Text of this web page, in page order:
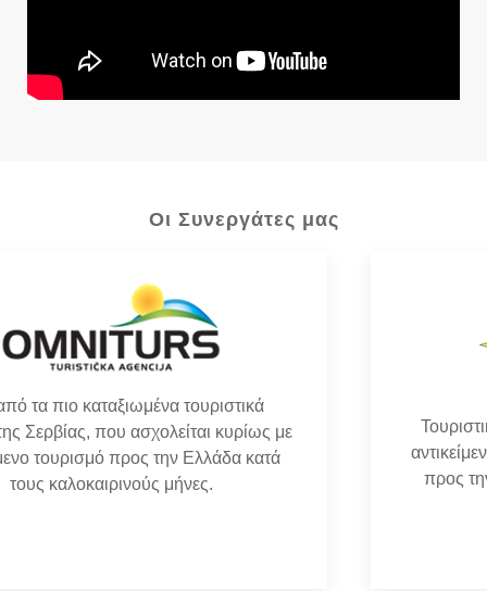
Οι Συνεργάτες μας
Τουριστικό γραφείο στη Σερβία, που βασικό
αντικείμενο του είναι ο εξερχόμενος τουρισμός
προς την Ελλάδα κατά τους καλοκαιρινούς